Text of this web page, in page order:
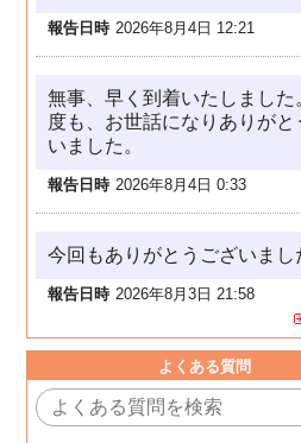
報告日時 2026年8月4日 12:21
無事、早く到着いたしました
度も、お世話になりありがと
いました。
報告日時 2026年8月4日 0:33
今回もありがとうございまし
報告日時 2026年8月3日 21:58
よくある質問